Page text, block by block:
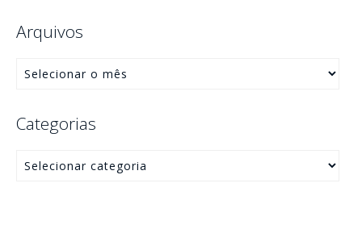
Arquivos
Categorias